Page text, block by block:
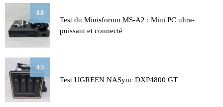
8.8
Test du Minisforum MS-A2 : Mini PC ultra-
puissant et connecté
8.3
Test UGREEN NASync DXP4800 GT